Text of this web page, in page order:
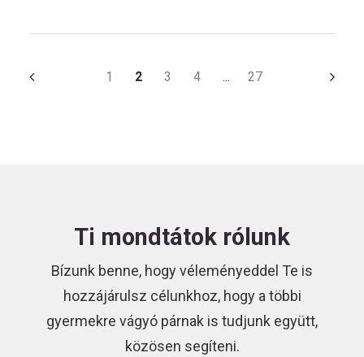
1 2 3 4 … 27
Ti mondtátok rólunk
Bízunk benne, hogy véleményeddel Te is
hozzájárulsz célunkhoz, hogy a többi
gyermekre vágyó párnak is tudjunk együtt,
közösen segíteni.